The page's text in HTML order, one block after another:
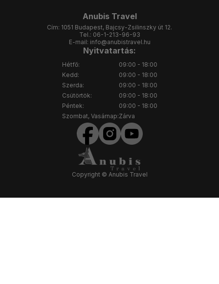
Anubis Travel
Cím: 1051 Budapest, Bajcsy-Zsilinszky út 12.
Tel.: 06-1-213-96-93
E-mail: info@anubistravel.hu
Nyitvatartás:
Hétfő:
Kedd:
Szerda:
Csütörtök:
Péntek:
Szombat, Vasárnap:
09:00 - 18:00
09:00 - 18:00
09:00 - 18:00
09:00 - 18:00
09:00 - 18:00
Zárva
Copyright © Anubis Travel